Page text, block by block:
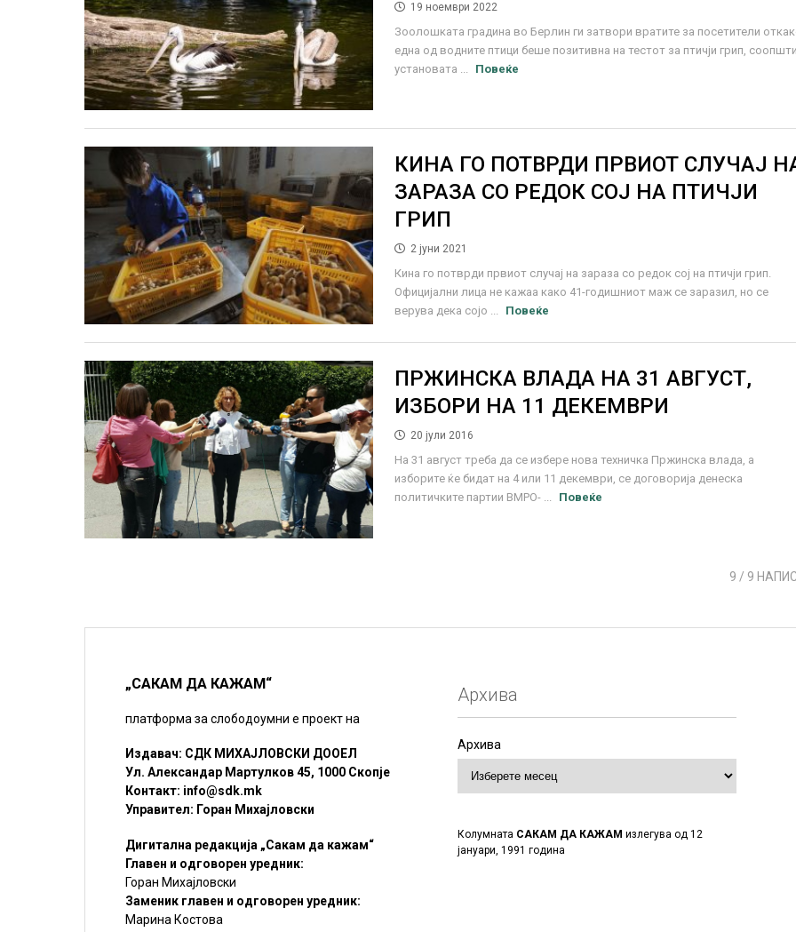
19 ноември 2022
Зоолошката градина во Берлин ги затвори вратите за посетители
една од водните птици беше позитивна на тестот за птичји грип,
установата ...
Повеќе
КИНА ГО ПОТВРДИ ПРВИОТ СЛУЧАЈ
ЗАРАЗА СО РЕДОК СОЈ НА ПТИЧЈИ
ГРИП
2 јуни 2021
Кина го потврди првиот случај на зараза со редок сој на птичји грип.
Официјални лица не кажаа како 41-годишниот маж се заразил, но се
верува дека сојо ...
Повеќе
ПРЖИНСКА ВЛАДА НА 31 АВГУСТ,
ИЗБОРИ НА 11 ДЕКЕМВРИ
20 јули 2016
На 31 август треба да се избере нова техничка Пржинска влада, а
изборите ќе бидат на 4 или 11 декември, се договорија денеска
политичките партии ВМРО- ...
Повеќе
9 / 9
„САКАМ ДА КАЖАМ“
платформа за слободоумни е проект на
Издавач: СДК МИХАЈЛОВСКИ ДООЕЛ
Ул. Александар Мартулков 45, 1000 Скопје
Контакт: info@sdk.mk
Управител: Горан Михајловски
Дигитална редакција „Сакам да кажам“
Главен и одговорен уредник:
Горан Михајловски
Заменик главен и одговорен уредник:
Марина Костова
Архива
Архива
Колумната САКАМ ДА КАЖАМ излегува од 12
јануари, 1991 година